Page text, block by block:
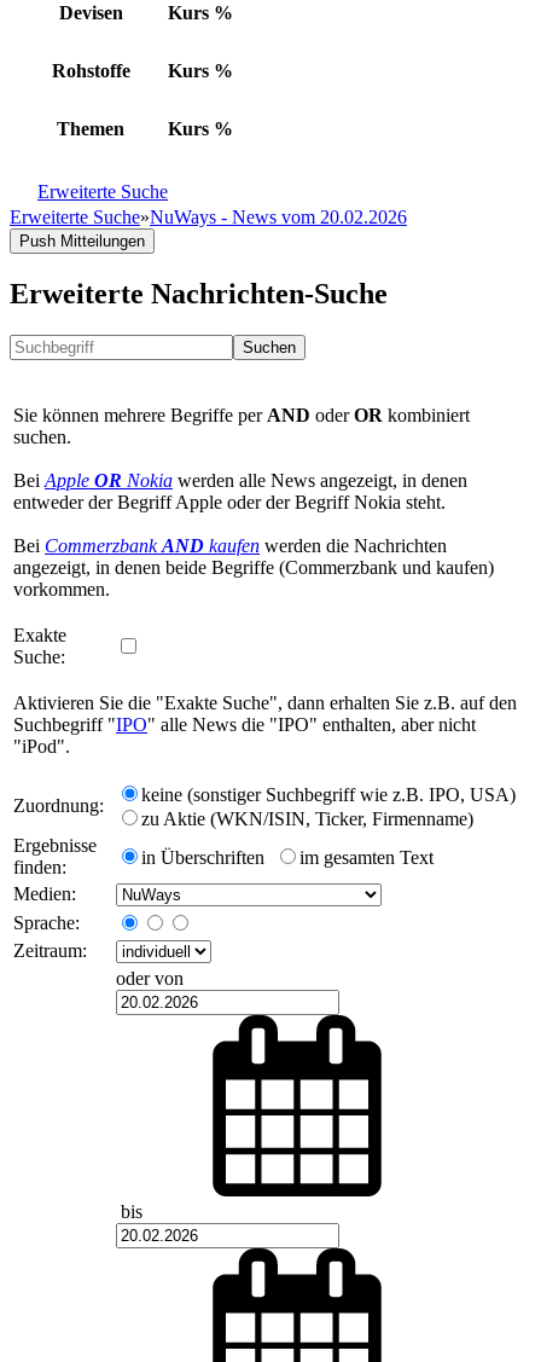
Devisen Kurs %
Rohstoffe Kurs %
Themen Kurs %
Erweiterte Suche
Erweiterte Suche»NuWays - News vom 20.02.2026
Push Mitteilungen
Erweiterte Nachrichten-Suche
Suchen
Sie können mehrere Begriffe per AND oderOR kombiniert
suchen.
Bei Apple OR Nokia werden alle News angezeigt, in denen
entweder der Begriff Apple oder der Begriff Nokia steht.
Bei CommerzbankAND kaufen werden die Nachrichten
angezeigt, in denen beide Begriffe (Commerzbank und kaufen)
vorkommen.
Exakte
Suche:
Aktivieren Sie die "Exakte Suche", dann erhalten Sie z.B. auf den
Suchbegriff "IPO" alle News die "IPO" enthalten, aber nicht
"iPod".
Zuordnung:
keine (sonstiger Suchbegriff wie z.B. IPO, USA)
zu Aktie (WKN/ISIN, Ticker, Firmenname)
Ergebnisse
finden:
in Überschriften
im gesamten Text
Medien:
Sprache:
Zeitraum:
oder von
bis